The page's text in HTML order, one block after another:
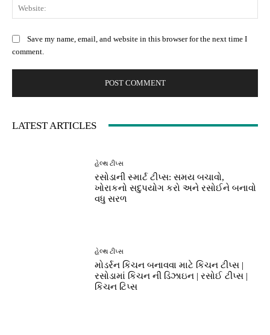
Save my name, email, and website in this browser for the next time I
comment.
LATEST ARTICLES
હેલ્થ ટીપ્સ
રસોડાની સ્માર્ટ ટીપ્સ: સમય બચાવો,
ખોરાકનો સદુપયોગ કરો અને રસોઈને બનાવો
વધુ સરળ
હેલ્થ ટીપ્સ
મોડર્રન કિચન બનાવવા માટે કિચન ટીપ્સ |
રસોડામાં કિચન ની ડિઝાઇન | રસોઈ ટીપ્સ |
કિચન ટિપ્સ